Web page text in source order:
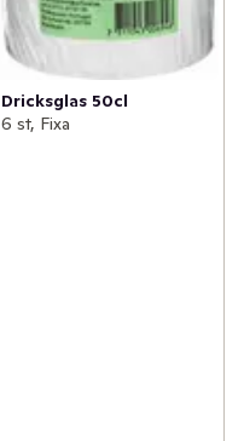
Dricksglas 50cl
6 st, Fixa